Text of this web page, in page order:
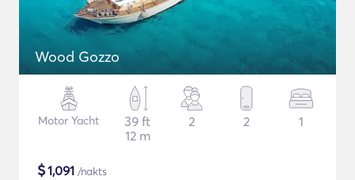
Wood Gozzo
Motor Yacht
39 ft
12 m
2 2 1
$1,091 /nakts